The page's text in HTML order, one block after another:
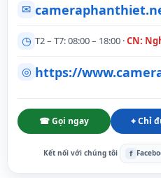
✉
◷ T2 – T7: 08:00 – 18:00 ·CN:
◎ https://
☎ Gọi ngay ⌖ Chỉ
Kết nối với chúng tôi f